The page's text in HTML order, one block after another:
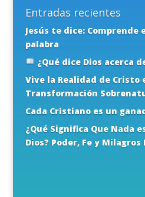
Entradas recientes
Jesús te dice: Comprende
palabra
¿Qué dice Dios acerca
Vive la Realidad de Cristo
Transformación
Cada Cristiano es un
¿Qué Significa Que Nada
Dios? Poder, Fe y Milagros